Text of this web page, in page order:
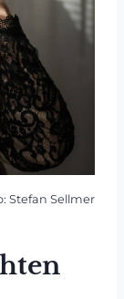
Stefan Sellmer